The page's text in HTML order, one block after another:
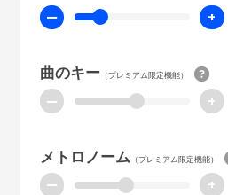
ー +
曲のキー（プレミアム限定機能）
ー +
メトロノーム （プレミアム限定機能）
ー +